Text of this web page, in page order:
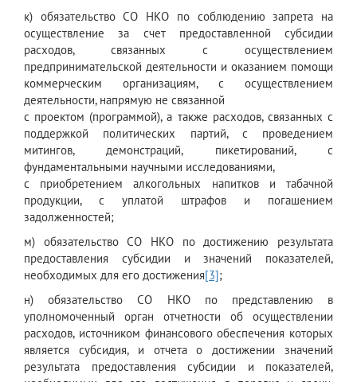
к) обязательство СО НКО по соблюдению запрета на
осуществление за счет предоставленной субсидии
расходов, связанных с осуществлением
предпринимательской деятельности и оказанием помощи
коммерческим организациям, с осуществлением
деятельности, напрямую не связанной
с проектом (программой), а также расходов, связанных с
поддержкой политических партий, с проведением
митингов, демонстраций, пикетирований, с
фундаментальными научными исследованиями,
с приобретением алкогольных напитков и табачной
продукции, с уплатой штрафов и погашением
задолженностей;
м) обязательство СО НКО по достижению результата
предоставления субсидии и значений показателей,
необходимых для его достижения[3];
н) обязательство СО НКО по представлению в
уполномоченный орган отчетности об осуществлении
расходов, источником финансового обеспечения которых
является субсидия, и отчета о достижении значений
результата предоставления субсидии и показателей,